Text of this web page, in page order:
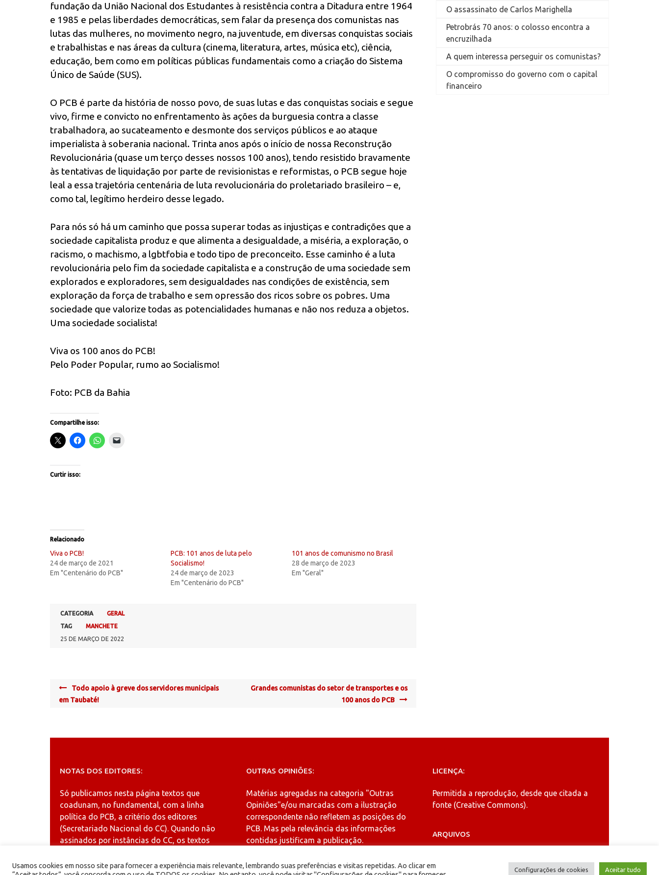
fundação da União Nacional dos Estudantes à resistência contra a Ditadura entre 1964
e 1985 e pelas liberdades democráticas, sem falar da presença dos comunistas nas
lutas das mulheres, no movimento negro, na juventude, em diversas conquistas sociais
e trabalhistas e nas áreas da cultura (cinema, literatura, artes, música etc), ciência,
educação, bem como em políticas públicas fundamentais como a criação do Sistema
Único de Saúde (SUS).
O PCB é parte da história de nosso povo, de suas lutas e das conquistas sociais e segue
vivo, firme e convicto no enfrentamento às ações da burguesia contra a classe
trabalhadora, ao sucateamento e desmonte dos serviços públicos e ao ataque
imperialista à soberania nacional. Trinta anos após o início de nossa Reconstrução
Revolucionária (quase um terço desses nossos 100 anos), tendo resistido bravamente
às tentativas de liquidação por parte de revisionistas e reformistas, o PCB segue hoje
leal a essa trajetória centenária de luta revolucionária do proletariado brasileiro – e,
como tal, legítimo herdeiro desse legado.
Para nós só há um caminho que possa superar todas as injustiças e contradições que a
sociedade capitalista produz e que alimenta a desigualdade, a miséria, a exploração, o
racismo, o machismo, a lgbtfobia e todo tipo de preconceito. Esse caminho é a luta
revolucionária pelo fim da sociedade capitalista e a construção de uma sociedade sem
explorados e exploradores, sem desigualdades nas condições de existência, sem
exploração da força de trabalho e sem opressão dos ricos sobre os pobres. Uma
sociedade que valorize todas as potencialidades humanas e não nos reduza a objetos.
Uma sociedade socialista!
Viva os 100 anos do PCB!
Pelo Poder Popular, rumo ao Socialismo!
Foto: PCB da Bahia
Compartilhe isso:
Curtir isso:
Relacionado
Viva o PCB!
24 de março de 2021
Em "Centenário do PCB"
PCB: 101 anos de luta pelo
Socialismo!
24 de março de 2023
Em "Centenário do PCB"
101 anos de comunismo no Brasil
28 de março de 2023
Em "Geral"
CATEGORIA
GERAL
TAG
MANCHETE
25 DE MARÇO DE 2022
Post
navigation
Todo apoio à greve dos servidores municipais
em Taubaté!
Grandes comunistas do setor de transportes e os
100 anos do PCB
O assassinato de Carlos Marighella
Petrobrás 70 anos: o colosso encontra a
encruzilhada
A quem interessa perseguir os comunistas?
O compromisso do governo com o capital
financeiro
NOTAS DOS EDITORES:
Só publicamos nesta página textos que
coadunam, no fundamental, com a linha
política do PCB, a critério dos editores
(Secretariado Nacional do CC). Quando não
assinados por instâncias do CC, os textos
OUTRAS OPINIÕES:
Matérias agregadas na categoria "Outras
Opiniões"e/ou marcadas com a ilustração
correspondente não refletem as posições do
PCB. Mas pela relevância das informações
contidas justificam a publicação.
LICENÇA:
Permitida a reprodução, desde que citada a
fonte (Creative Commons).
ARQUIVOS
Usamos cookies em nosso site para fornecer a experiência mais relevante, lembrando suas preferências e visitas repetidas. Ao clicar em
Configurações de cookies Aceitar tudo